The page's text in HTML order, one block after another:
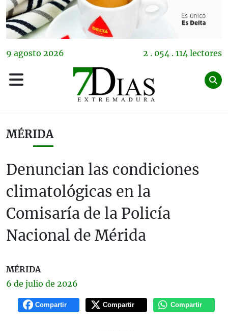
9 agosto 2026 2 . 054 . 114 lectores
MÉRIDA
Denuncian las condiciones
climatológicas en la
Comisaría de la Policía
Nacional de Mérida
MÉRIDA
6 de julio de 2026
Compartir Compartir Compartir